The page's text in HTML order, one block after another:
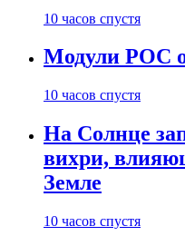
10 часов спустя
Модули РОС
10 часов спустя
На Солнце
вихри,
Земле
10 часов спустя